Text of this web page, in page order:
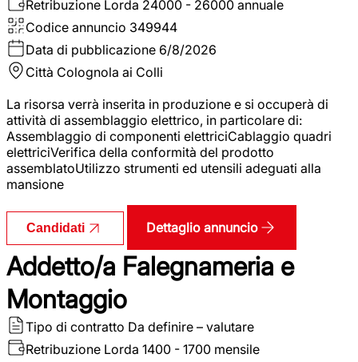
Retribuzione Lorda 24000 - 26000 annuale
Codice annuncio 349944
Data di pubblicazione 6/8/2026
Città Colognola ai Colli
La risorsa verrà inserita in produzione e si occuperà di
attività di assemblaggio elettrico, in particolare di:
Assemblaggio di componenti elettriciCablaggio quadri
elettriciVerifica della conformità del prodotto
assemblatoUtilizzo strumenti ed utensili adeguati alla
mansione
Candidati Dettaglio annuncio
Addetto/a Falegnameria e
Montaggio
Tipo di contratto Da definire – valutare
Retribuzione Lorda 1400 - 1700 mensile